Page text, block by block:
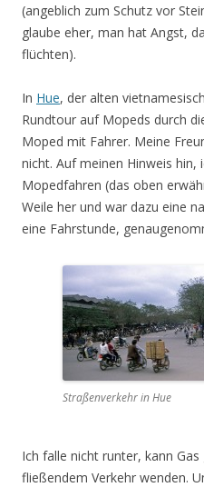
(angeblich zum Schutz vor
glaube eher, man hat Angst,
flüchten).
In Hue, der alten
Rundtour auf Mopeds durch
Moped mit Fahrer. Meine
nicht. Auf meinen Hinweis
Mopedfahren (das oben
Weile her und war dazu eine
eine Fahrstunde,
Straßenverkehr in Hue
Ich falle nicht runter, kann
fließendem Verkehr wenden.